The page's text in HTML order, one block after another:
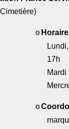
Cimetière)
o
17h
Mardi
o